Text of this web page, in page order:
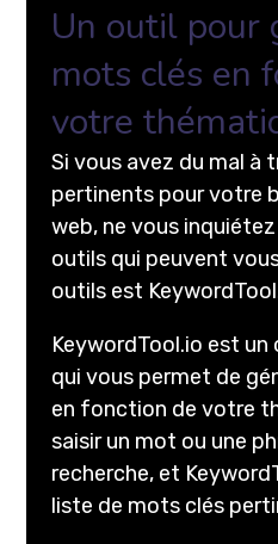
Un outil pour
mots clés en
votre
Si vous avez du mal à
pertinents pour votre
web, ne vous
outils qui peuvent vous
outils est
KeywordTool.io est
qui vous permet de
en fonction de votre
saisir un mot ou une
recherche, et
liste de mots clés